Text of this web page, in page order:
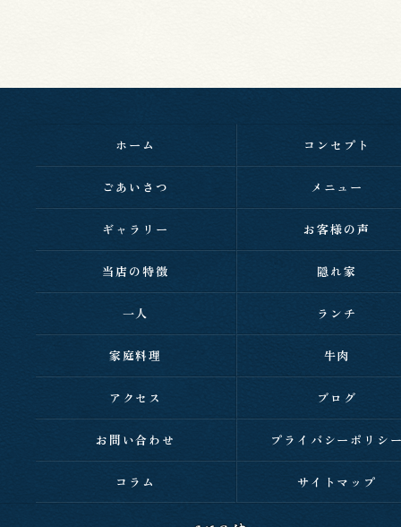
ホーム コンセプト
ごあいさつ メニュー
ギャラリー お客様の声
当店の特徴 隠れ家
一人 ランチ
家庭料理 牛肉
アクセス ブログ
お問い合わせ プライバシーポリシ
コラム サイトマップ